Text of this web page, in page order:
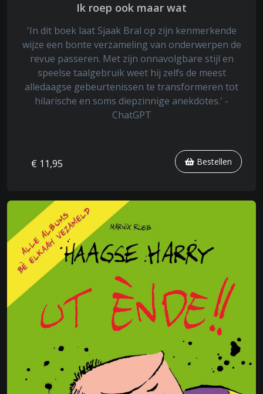
Ik roep ook maar wat
'In dit boek laat Sjaak Bral op zijn kenmerkende
wijze een bonte verzameling van onderwerpen de
revue passeren. Met zijn onnavolgbare stijl en
speelse taalgebruik weet hij zelfs de meest
alledaagse gebeurtenissen te transformeren tot
hilarische en soms diepzinnige anekdotes.' -
ChatGPT
€ 11,95 Bestellen